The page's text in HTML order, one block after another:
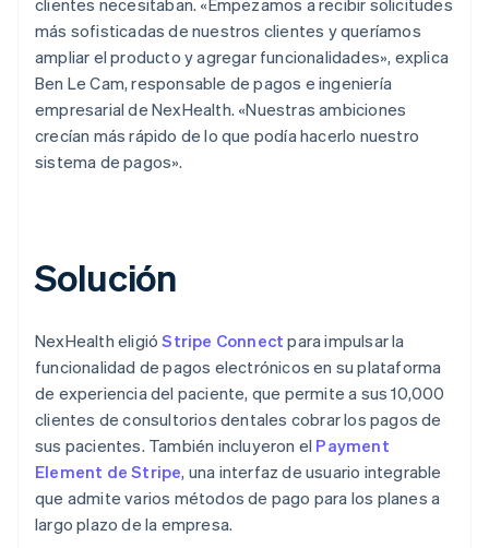
más sofisticadas de nuestros clientes y queríamos
ampliar el producto y agregar funcionalidades», explica
Ben Le Cam, responsable de pagos e ingeniería
empresarial de NexHealth. «Nuestras ambiciones
crecían más rápido de lo que podía hacerlo nuestro
sistema de pagos».
Solución
NexHealth eligióStripe Connect para impulsar la
funcionalidad de pagos electrónicos en su plataforma
de experiencia del paciente, que permite a sus 10,000
clientes de consultorios dentales cobrar los pagos de
sus pacientes. También incluyeron el Payment
Element de Stripe, una interfaz de usuario integrable
que admite varios métodos de pago para los planes a
largo plazo de la empresa.